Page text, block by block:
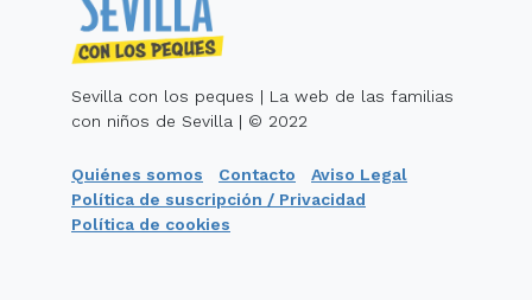
Sevilla con los peques | La web de las familias
con niños de Sevilla | © 2022
Quiénes somos Contacto
Aviso Legal
Política de suscripción / Privacidad
Política de cookies